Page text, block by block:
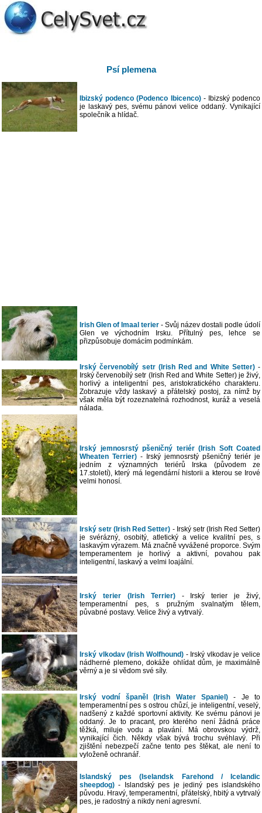
Psí plemena
Ibizský podenco (Podenco Ibicenco)- Ibizský podenco
je laskavý pes, svému pánovi velice oddaný. Vynikající
společník a hlídač.
Irish Glen of Imaal terier - Svůj název dostali podle údolí
Glen ve východním Irsku. Přítulný pes, lehce se
přizpůsobuje domácím podmínkám.
Irský červenobílý setr (Irish Red and White Setter)-
Irský červenobílý setr (Irish Red and White Setter) je živý,
horlivý a inteligentní pes, aristokratického charakteru.
Zobrazuje vždy laskavý a přátelský postoj, za nímž by
však měla být rozeznatelná rozhodnost, kuráž a veselá
nálada.
Irský jemnosrstý pšeničný teriér (Irish Soft Coated
Wheaten Terrier) - Irský jemnosrstý pšeničný teriér je
jedním z významných teriérů Irska (původem ze
17.století), který má legendární historii a kterou se Irové
velmi honosí.
Irský setr (Irish Red Setter) - Irský setr (Irish Red Setter)
je svérázný, osobitý, atletický a velice kvalitní pes, s
laskavým výrazem. Má značně vyvážené proporce. Svým
temperamentem je horlivý a aktivní, povahou pak
inteligentní, laskavý a velmi loajální.
Irský terier (Irish Terrier)- Irský terier je živý,
temperamentní pes, s pružným svalnatým tělem,
půvabné postavy. Velice živý a vytrvalý.
Irský vlkodav (Irish Wolfhound)- Irský vlkodav je velice
nádherné plemeno, dokáže ohlídat dům, je maximálně
věrný a je si vědom své síly.
Irský vodní španěl (Irish Water Spaniel)- Je to
temperamentní pes s ostrou chůzí, je inteligentní, veselý,
nadšený z každé sportovní aktivity. Ke svému pánovi je
oddaný. Je to pracant, pro kterého není žádná práce
těžká, miluje vodu a plavání. Má obrovskou výdrž,
vynikající čich. Někdy však bývá trochu svéhlavý. Při
zjištění nebezpečí začne tento pes štěkat, ale není to
vyloženě ochranář.
Islandský pes (Iselandsk Farehond / Icelandic
sheepdog) - Islandský pes je jediný pes islandského
původu. Hravý, temperamentní, přátelský, hbitý a vytrvalý
pes, je radostný a nikdy není agresvní.